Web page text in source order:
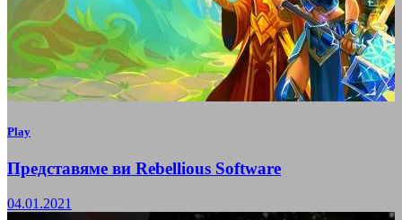
Play
Представяме ви Rebellious Software
04.01.2021